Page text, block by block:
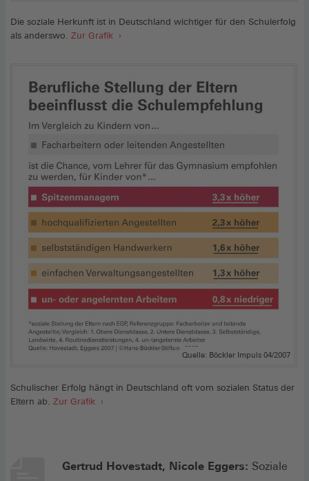
Die soziale Herkunft ist in Deutschland wichtiger für den Schulerfolg
als anderswo. Zur Grafik
Quelle: Böckler Impuls 04/2007
Schulischer Erfolg hängt in Deutschland oft vom sozialen Status der
Eltern ab. Zur Grafik
Gertrud Hovestadt, Nicole Eggers: Soziale